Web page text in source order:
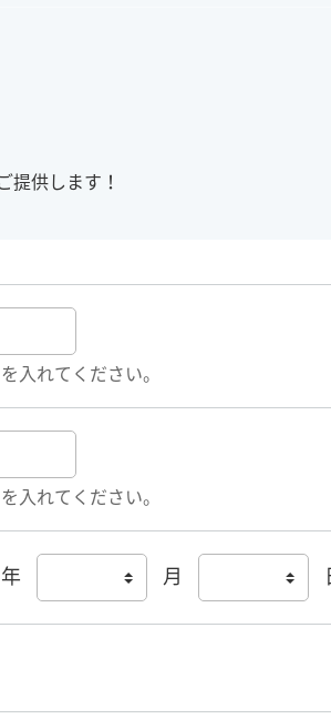
提供します！
入れてください。
入れてください。
年 月